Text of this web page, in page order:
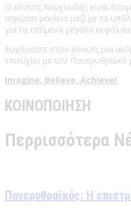
Ο κόουτς Χουχουλής είναι
σηκώσει μανίκια μαζί με τα
για τα επόμενα μεγάλα
Ευχόμαστε στον κόουτς μια
επιτυχίες με τον Πανερυθραϊκό
Imagine, Believe, Achieve!
ΚΟΙΝΟΠΟΙΗΣΗ
Περρισσότερα
Πανερυθραϊκός: Η